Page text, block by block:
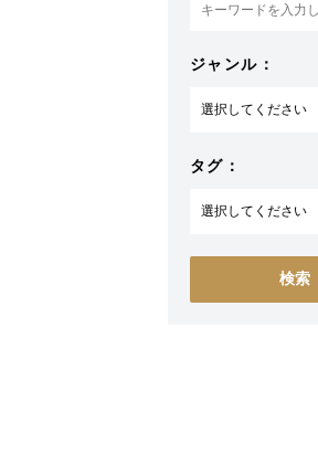
ジャンル：
タグ：